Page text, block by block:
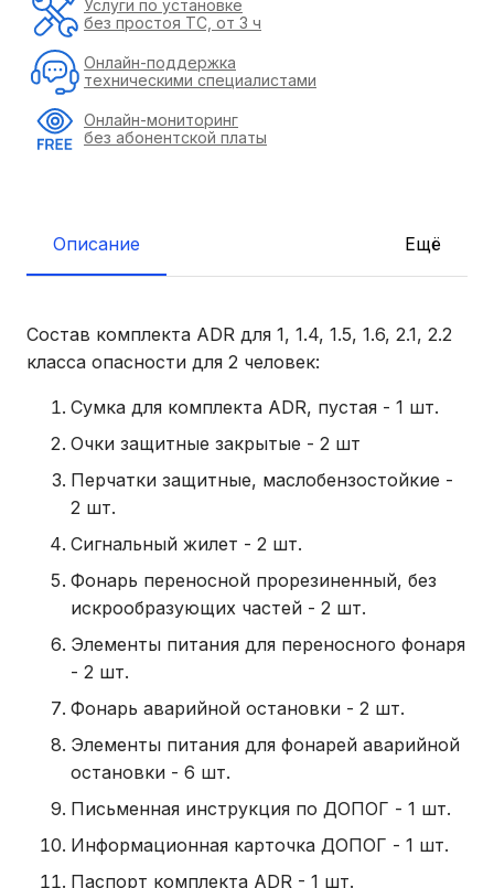
Описание Ещё
Состав комплекта ADR для 1, 1.4, 1.5, 1.6, 2.1, 2.2
класса опасности для 2 человек:
Сумка для комплекта ADR, пустая - 1 шт.
Очки защитные закрытые - 2 шт
Перчатки защитные, маслобензостойкие -
2 шт.
Сигнальный жилет - 2 шт.
Фонарь переносной прорезиненный, без
искрообразующих частей - 2 шт.
Элементы питания для переносного фонаря
- 2 шт.
Фонарь аварийной остановки - 2 шт.
Элементы питания для фонарей аварийной
остановки - 6 шт.
Письменная инструкция по ДОПОГ - 1 шт.
Информационная карточка ДОПОГ - 1 шт.
Паспорт комплекта ADR - 1 шт.
Услуги по установке
без простоя ТС, от 3 ч
Онлайн-поддержка
техническими специалистами
Онлайн-мониторинг
без абонентской платы